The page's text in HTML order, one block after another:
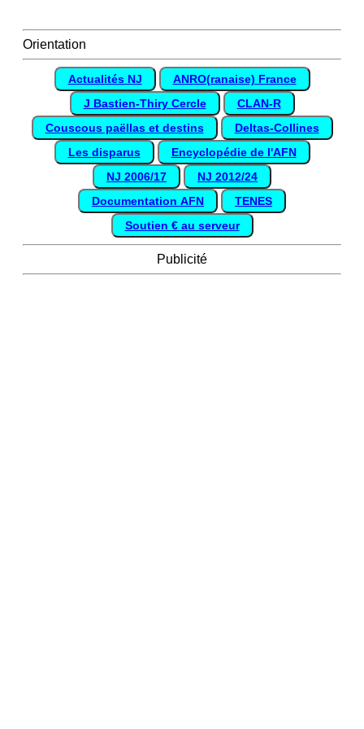
Orientation
Actualités NJ
ANRO(ranaise) France
J Bastien-Thiry Cercle
CLAN-R
Couscous paëllas et destins
Deltas-Collines
Les disparus
Encyclopédie de l'AFN
NJ 2006/17
NJ 2012/24
Documentation AFN
TENES
Soutien € au serveur
Publicité